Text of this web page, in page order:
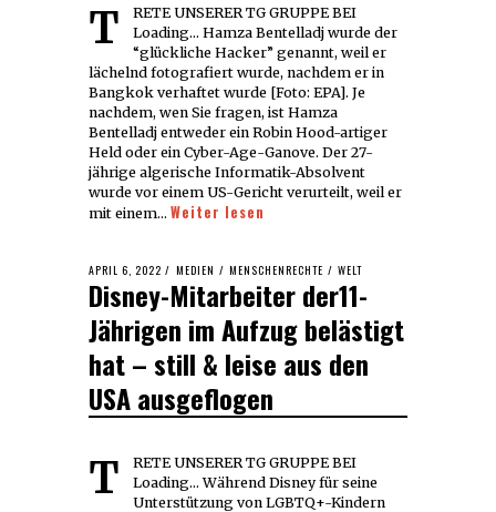
TRETE UNSERER TG GRUPPE BEI
Loading... Hamza Bentelladj wurde der
“glückliche Hacker” genannt, weil er
lächelnd fotografiert wurde, nachdem er in
Bangkok verhaftet wurde [Foto: EPA]. Je
nachdem, wen Sie fragen, ist Hamza
Bentelladj entweder ein Robin Hood-artiger
Held oder ein Cyber-Age-Ganove. Der 27-
jährige algerische Informatik-Absolvent
wurde vor einem US-Gericht verurteilt, weil er
mit einem… Weiter lesen
POSTED
ON
APRIL 6, 2022 MEDIEN / MENSCHENRECHTE / WELT
Disney-Mitarbeiter der11-
Jährigen im Aufzug belästigt
hat – still & leise aus den
USA ausgeflogen
TRETE UNSERER TG GRUPPE BEI
Loading... Während Disney für seine
Unterstützung von LGBTQ+-Kindern